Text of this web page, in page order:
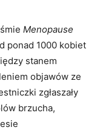
Menopause
ponad 1000 kobiet
stanem
objawów ze
zgłaszały
brzucha,